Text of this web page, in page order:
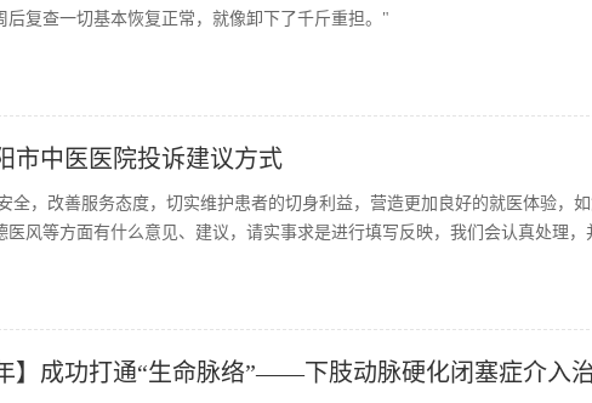
后复查一切基本恢复正常，就像卸下了千斤重担。"
市中医医院投诉建议方式
全，改善服务态度，切实维护患者的切身利益，营造更加良好的就医体验，
风等方面有什么意见、建议，请实事求是进行填写反映，我们会认真处理，
】成功打通“生命脉络”——下肢动脉硬化闭塞症介入